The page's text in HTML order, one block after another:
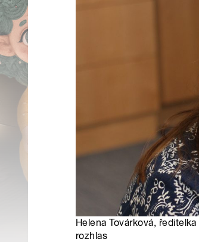
Helena Továrková,
rozhlas